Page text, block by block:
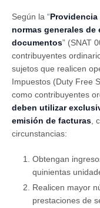
Según la “
normas generales
documentos” (SNAT
contribuyentes
sujetos que realicen
Impuestos (Duty Free
como contribuyentes
deben utilizar
emisión de facturas ,
circunstancias:
Obtengan
quinientas
Realicen mayor
prestaciones de